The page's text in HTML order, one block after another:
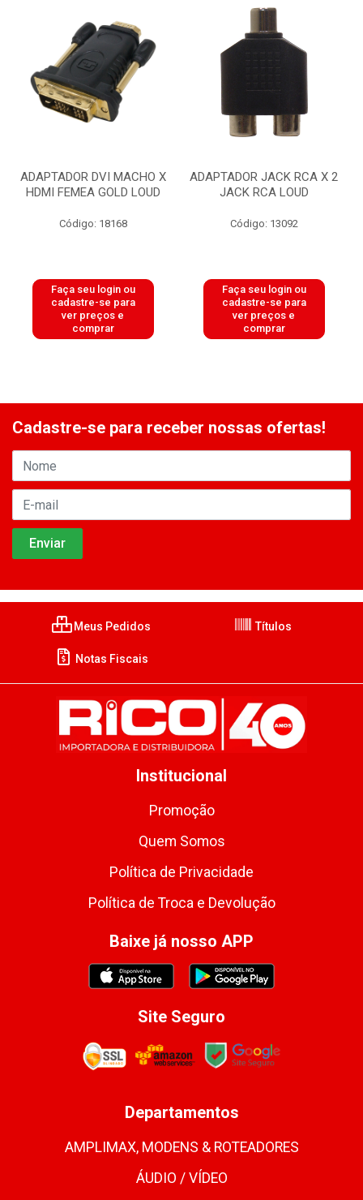
ADAPTADOR DVI MACHO X
HDMI FEMEA GOLD LOUD
Código: 18168
Faça seu login ou
cadastre-se para
ver preços e
comprar
ADAPTADOR JACK RCA X 2
JACK RCA LOUD
Código: 13092
Faça seu login ou
cadastre-se para
ver preços e
comprar
Cadastre-se para receber nossas ofertas!
Meus Pedidos Títulos
Notas Fiscais
Institucional
Promoção
Quem Somos
Política de Privacidade
Política de Troca e Devolução
Baixe já nosso APP
Site Seguro
Departamentos
AMPLIMAX, MODENS & ROTEADORES
ÁUDIO / VÍDEO